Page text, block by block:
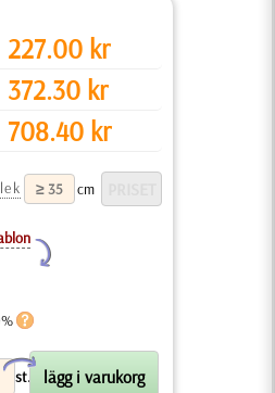
227.00 kr
372.30 kr
708.40 kr
cm
Y
st.
X